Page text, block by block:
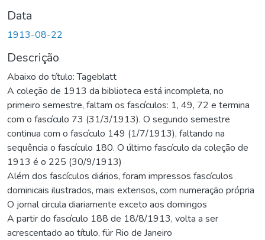
Data
1913-08-22
Descrição
Abaixo do título: Tageblatt
A coleção de 1913 da biblioteca está incompleta, no
primeiro semestre, faltam os fascículos: 1, 49, 72 e termina
com o fascículo 73 (31/3/1913). O segundo semestre
continua com o fascículo 149 (1/7/1913), faltando na
sequência o fascículo 180. O último fascículo da coleção de
1913 é o 225 (30/9/1913)
Além dos fascículos diários, foram impressos fascículos
dominicais ilustrados, mais extensos, com numeração própria
O jornal circula diariamente exceto aos domingos
A partir do fascículo 188 de 18/8/1913, volta a ser
acrescentado ao título, für Rio de Janeiro